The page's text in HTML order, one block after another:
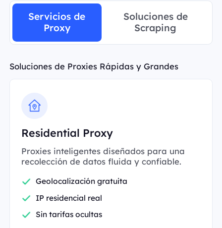
Servicios de
Proxy
Soluciones de
Scraping
Soluciones de Proxies Rápidas y Grandes
Residential Proxy
Proxies inteligentes diseñados para una
recolección de datos fluida y confiable.
Geolocalización gratuita
IP residencial real
Sin tarifas ocultas